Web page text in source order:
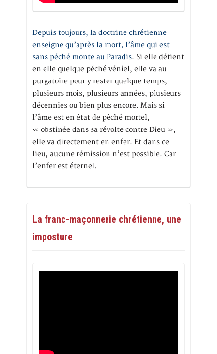
Depuis toujours, la doctrine chrétienne
enseigne qu’après la mort, l’âme qui est
sans péché monte au Paradis. Si elle détient
en elle quelque péché véniel, elle va au
purgatoire pour y rester quelque temps,
plusieurs mois, plusieurs années, plusieurs
décennies ou bien plus encore. Mais si
l’âme est en état de péché mortel,
« obstinée dans sa révolte contre Dieu »,
elle va directement en enfer. Et dans ce
lieu, aucune rémission n’est possible. Car
l’enfer est éternel.
La franc-maçonnerie chrétienne, une
imposture